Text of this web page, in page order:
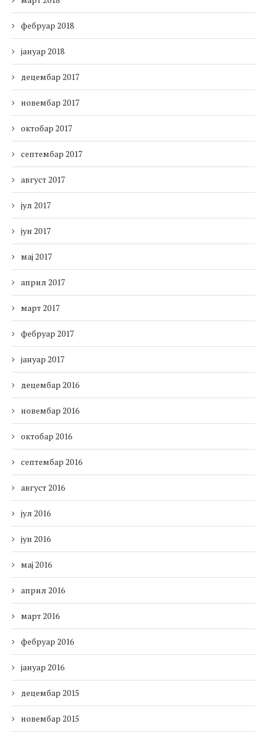
фебруар 2018
јануар 2018
децембар 2017
новембар 2017
октобар 2017
септембар 2017
август 2017
јул 2017
јун 2017
мај 2017
април 2017
март 2017
фебруар 2017
јануар 2017
децембар 2016
новембар 2016
октобар 2016
септембар 2016
август 2016
јул 2016
јун 2016
мај 2016
април 2016
март 2016
фебруар 2016
јануар 2016
децембар 2015
новембар 2015